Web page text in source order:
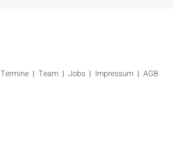
Termine Team Jobs Impressum AGB